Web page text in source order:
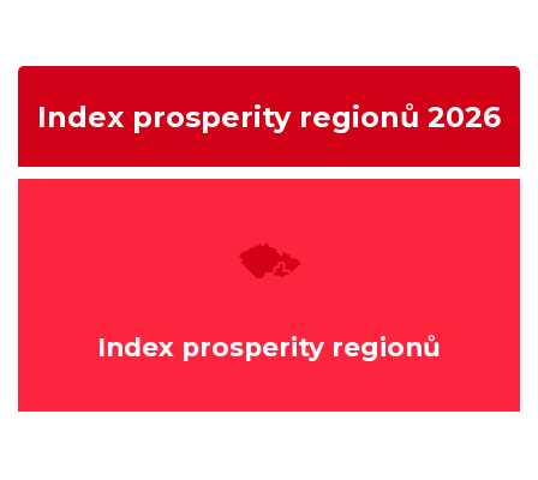
Index prosperity regionů 2026
Index prosperity regionů